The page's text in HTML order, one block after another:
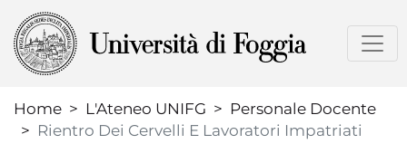
al
contenuto
Home
L'Ateneo UNIFG
Personale Docente
Rientro Dei Cervelli E Lavoratori Impatriati